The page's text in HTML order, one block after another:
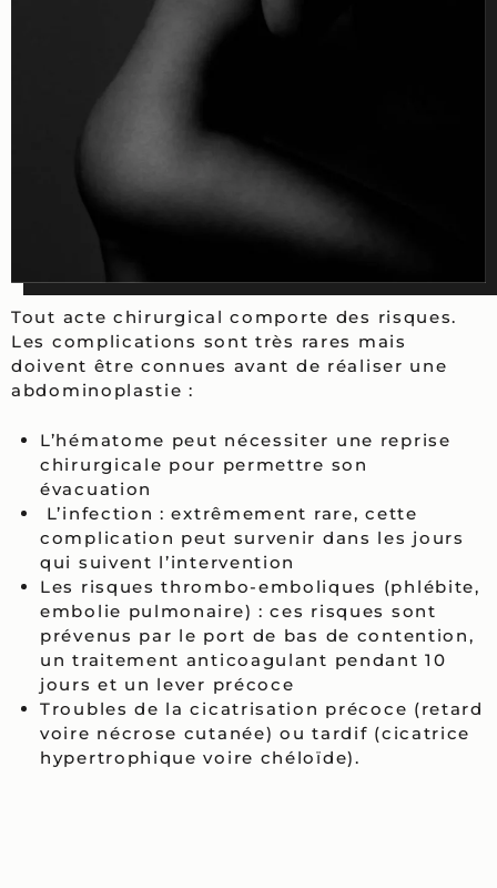
Tout acte chirurgical comporte des risques.
Les complications sont très rares mais
doivent être connues avant de réaliser une
abdominoplastie :
L’hématome peut nécessiter une reprise
chirurgicale pour permettre son
évacuation
L’infection : extrêmement rare, cette
complication peut survenir dans les jours
qui suivent l’intervention
Les risques thrombo-emboliques (phlébite,
embolie pulmonaire) : ces risques sont
prévenus par le port de bas de contention,
un traitement anticoagulant pendant 10
jours et un lever précoce
Troubles de la cicatrisation précoce (retard
voire nécrose cutanée) ou tardif (cicatrice
hypertrophique voire chéloïde).